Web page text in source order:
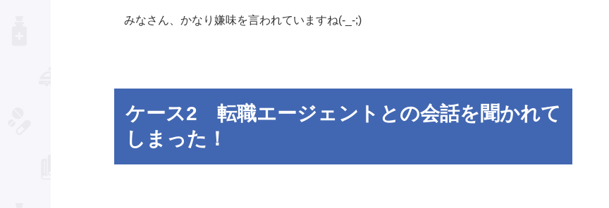
みなさん、かなり嫌味を言われていますね(-_-;)
ケース2 転職エージェントとの会話を聞かれて
しまった！